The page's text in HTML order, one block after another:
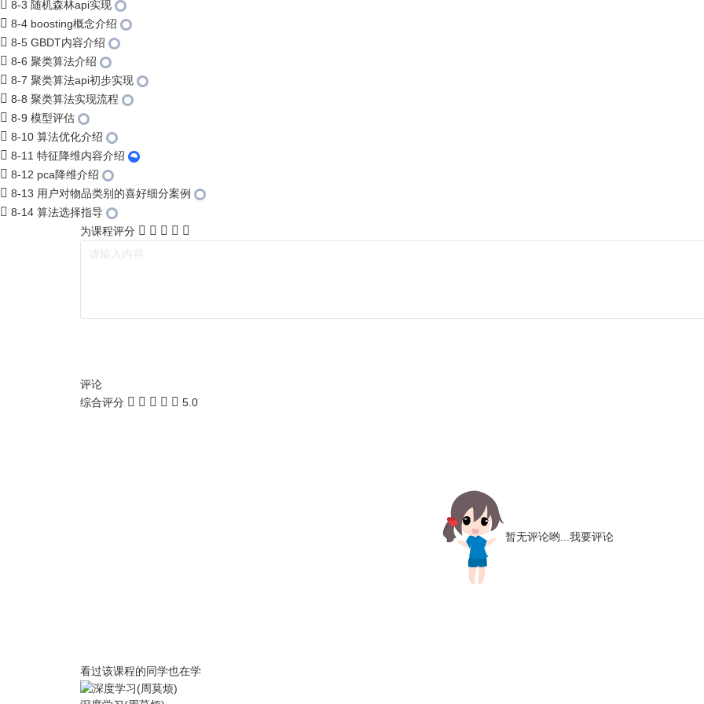
8-3 随机森林api实现
8-4 boosting概念介绍
8-5 GBDT内容介绍
8-6 聚类算法介绍
8-7 聚类算法api初步实现
8-8 聚类算法实现流程
8-9 模型评估
8-10 算法优化介绍
8-11 特征降维内容介绍
8-12 pca降维介绍
8-13 用户对物品类别的喜好细分案例
8-14 算法选择指导
为课程评分
评论
综合评分
5.0
暂无评论哟... 我要评论
看过该课程的同学也在学